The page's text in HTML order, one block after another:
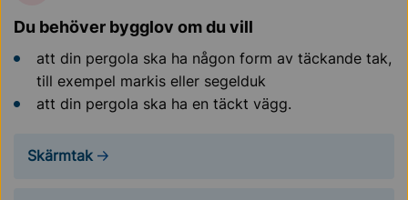
Du behöver bygglov om du vill
att din pergola ska ha någon form av täckande tak,
till exempel markis eller segelduk
att din pergola ska ha en täckt vägg.
Skärmtak